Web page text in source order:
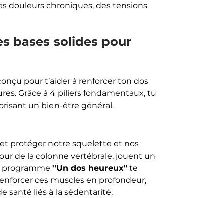
douleurs chroniques, des tensions
bases solides pour
pour t’aider à renforcer ton dos
Grâce à 4 piliers fondamentaux, tu
un bien-être général.
protéger notre squelette et nos
de la colonne vertébrale, jouent un
programme "Un dos heureux" te
ces muscles en profondeur,
santé liés à la sédentarité.